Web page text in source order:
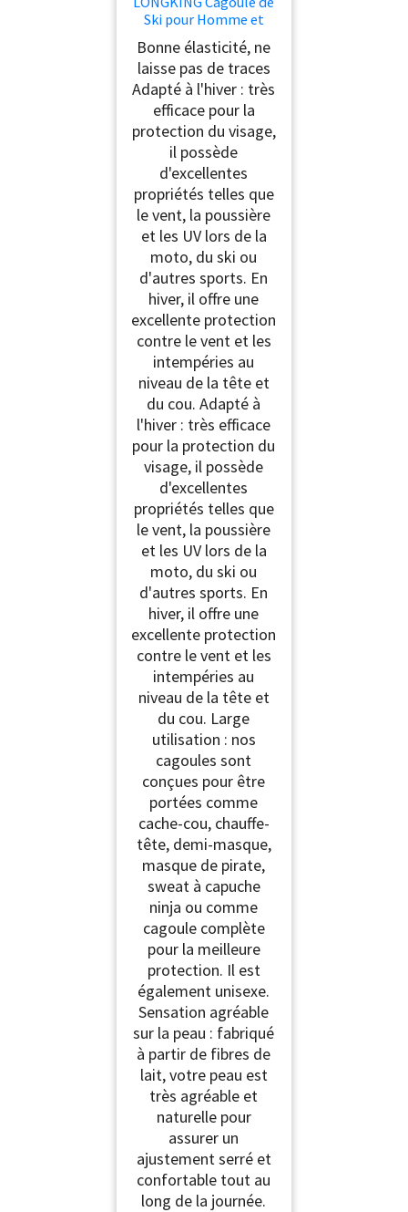
Ski pour Homme et
Femme - Protection
UV - Coupe pour Moto,
Snowboard - pour
Cyclisme, Sports de
Plein Air,Noir
Bonne élasticité, ne
laisse pas de traces
Adapté à l'hiver : très
efficace pour la
protection du visage,
il possède
d'excellentes
propriétés telles que
le vent, la poussière
et les UV lors de la
moto, du ski ou
d'autres sports. En
hiver, il offre une
excellente protection
contre le vent et les
intempéries au
niveau de la tête et
du cou. Adapté à
l'hiver : très efficace
pour la protection du
visage, il possède
d'excellentes
propriétés telles que
le vent, la poussière
et les UV lors de la
moto, du ski ou
d'autres sports. En
hiver, il offre une
excellente protection
contre le vent et les
intempéries au
niveau de la tête et
du cou. Large
utilisation : nos
cagoules sont
conçues pour être
portées comme
cache-cou, chauffe-
tête, demi-masque,
masque de pirate,
sweat à capuche
ninja ou comme
cagoule complète
pour la meilleure
protection. Il est
également unisexe.
Sensation agréable
sur la peau : fabriqué
à partir de fibres de
lait, votre peau est
très agréable et
naturelle pour
assurer un
ajustement serré et
confortable tout au
long de la journée.